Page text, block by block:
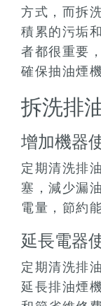
方式，而拆
積累的污垢
者都很重要
確保抽油煙
拆洗排
增加機器
定期清洗排
塞，減少漏
電量，節約能
延長電器
定期清洗排
延長排油煙